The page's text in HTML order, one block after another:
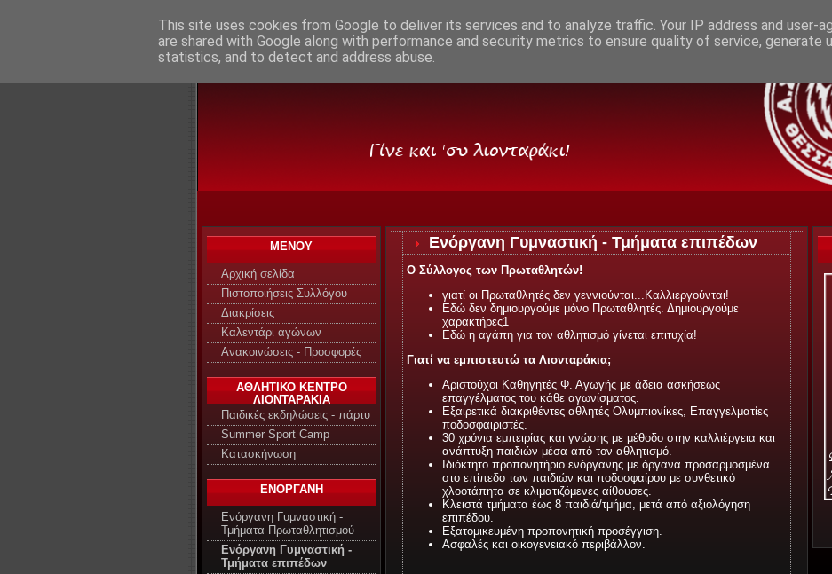
Α.Σ. ΛΙΟΝΤΑΡΑΚΙΑ ΘΕΣΣΑΛΟΝΙΚΗΣ
ΜΕΝΟΥ
Αρχική σελίδα
Πιστοποιήσεις Συλλόγου
Διακρίσεις
Καλεντάρι αγώνων
Ανακοινώσεις - Προσφορές
ΑΘΛΗΤΙΚΟ ΚΕΝΤΡΟ
ΛΙΟΝΤΑΡΑΚΙΑ
Παιδικές εκδηλώσεις - πάρτυ
Summer Sport Camp
Κατασκήνωση
ΕΝΟΡΓΑΝΗ
Ενόργανη Γυμναστική -
Τμήματα Πρωταθλητισμού
Ενόργανη Γυμναστική -
Τμήματα επιπέδων
Ενόργανη Γυμναστική - Τμήματα επιπέδων
Ο Σύλλογος των Πρωταθλητών!
γιατί οι Πρωταθλητές δεν γεννιούνται...Καλλιεργούνται!
Εδώ δεν δημιουργούμε μόνο Πρωταθλητές. Δημιουργούμε
χαρακτήρες1
Εδώ η αγάπη για τον αθλητισμό γίνεται επιτυχία!
Γιατί να εμπιστευτώ τα Λιονταράκια;
Αριστούχοι Καθηγητές Φ. Αγωγής με άδεια ασκήσεως
επαγγέλματος του κάθε αγωνίσματος.
Εξαιρετικά διακριθέντες αθλητές Ολυμπιονίκες, Επαγγελματίες
ποδοσφαιριστές.
30 χρόνια εμπειρίας και γνώσης με μέθοδο στην καλλιέργεια και
ανάπτυξη παιδιών μέσα από τον αθλητισμό.
Ιδιόκτητο προπονητήριο ενόργανης με όργανα προσαρμοσμένα
στο επίπεδο των παιδιών και ποδοσφαίρου με συνθετικό
χλοοτάπητα σε κλιματιζόμενες αίθουσες.
Κλειστά τμήματα έως 8 παιδιά/τμήμα, μετά από αξιολόγηση
επιπέδου.
Εξατομικευμένη προπονητική προσέγγιση.
Ασφαλές και οικογενειακό περιβάλλον.
This site uses cookies from Google to deliver its services and to analyze traffic. Your IP address and user-
are shared with Google along with performance and security metrics to ensure quality of service, generate
statistics, and to detect and address abuse.